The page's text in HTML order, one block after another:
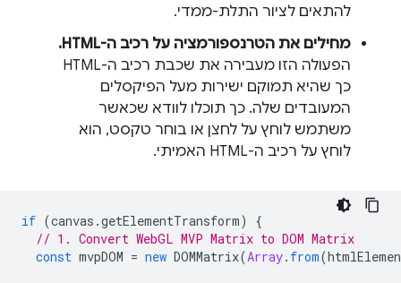
להתאים לציור התלת-ממדי.
מחילים את הטרנספורמציה על רכיב ה-HTML.
הפעולה הזו מעבירה את שכבת רכיב ה-HTML
כך שהיא תמוקם ישירות מעל הפיקסלים
המעובדים שלה. כך תוכלו לוודא שכאשר
משתמש לוחץ על לחצן או בוחר טקסט, הוא
לוחץ על רכיב ה-HTML האמיתי.
if (canvas .getElementTransform)
{
// 1. Convert WebGL MVP Matrix to DOM Matrix
const mvpDOM = new DOMMatrix(Array. from(